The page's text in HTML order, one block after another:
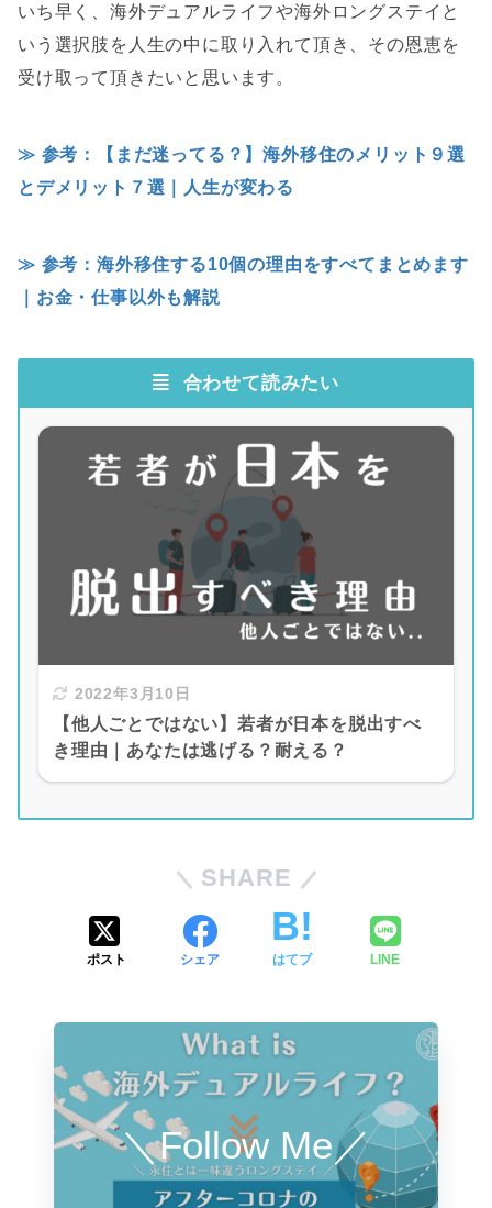
いち早く、海外デュアルライフや海外ロングステイと
いう選択肢を人生の中に取り入れて頂き、その恩恵を
受け取って頂きたいと思います 。
≫ 参考：【まだ迷ってる？】海外移住のメリット９選
とデメリット７選｜人生が変わる
≫ 参考：海外移住する10個の理由をすべてまとめます
｜お金・仕事以外も解説
合わせて読みたい
2022年3月10日
【他人ごとではない】若者が日本を脱出すべ
き理由｜あなたは逃げる？耐える？
SHARE
ポスト シェア はてブ LINE
＼Follow Me／